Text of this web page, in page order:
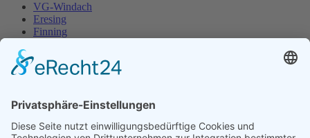
VG-Windach
Eresing
Finning
VG-Windach
Eresing
Impressum